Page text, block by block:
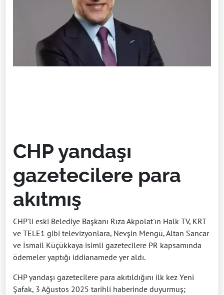
CHP yandaşı
gazetecilere para
akıtmış
CHP'li eski Belediye Başkanı Rıza Akpolat'ın Halk TV, KRT
ve TELE1 gibi televizyonlara, Nevşin Mengü, Altan Sancar
ve İsmail Küçükkaya isimli gazetecilere PR kapsamında
ödemeler yaptığı iddianamede yer aldı.
CHP yandaşı gazetecilere para akıtıldığını ilk kez Yeni
Şafak, 3 Ağustos 2025 tarihli haberinde duyurmuş;